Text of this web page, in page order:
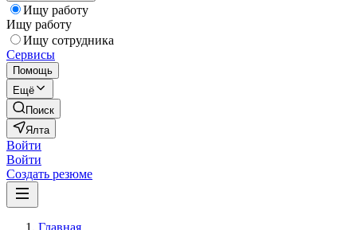
Ищу работу
Ищу работу
Ищу сотрудника
Сервисы
Помощь
Ещё
Поиск
Ялта
Войти
Войти
Создать резюме
Главная